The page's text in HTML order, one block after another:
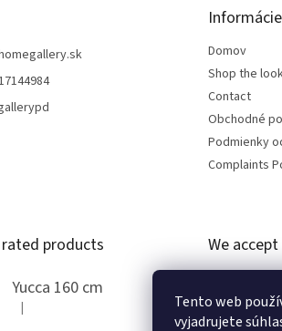
Tento web
vyjadrujete
Domov
Shop the
Contact
Obchodné
Podmienky
Complaints
products
Yucca 160 cm
The product rating is 5 out of 5 stars.
|
We